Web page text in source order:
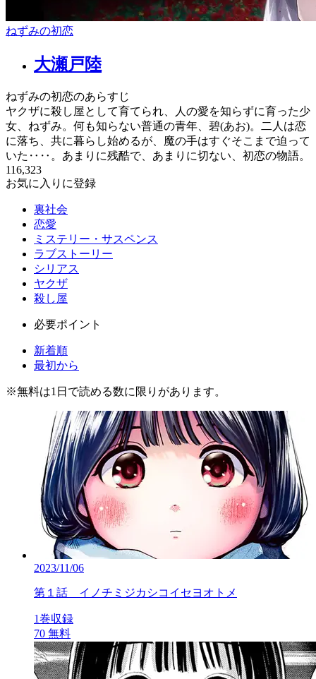
ねずみの初恋
大瀬戸陸
ねずみの初恋のあらすじ
ヤクザに殺し屋として育てられ、人の愛を知らずに育った少
女、ねずみ。何も知らない普通の青年、碧(あお)。二人は恋
に落ち、共に暮らし始めるが、魔の手はすぐそこまで迫って
いた‥‥。あまりに残酷で、あまりに切ない、初恋の物語。
116,323
お気に入りに登録
裏社会
恋愛
ミステリー・サスペンス
ラブストーリー
シリアス
ヤクザ
殺し屋
必要ポイント
新着順
最初から
※無料は1日で読める数に限りがあります。
2023/11/06
第１話 イノチミジカシコイセヨオトメ
1巻収録
70 無料